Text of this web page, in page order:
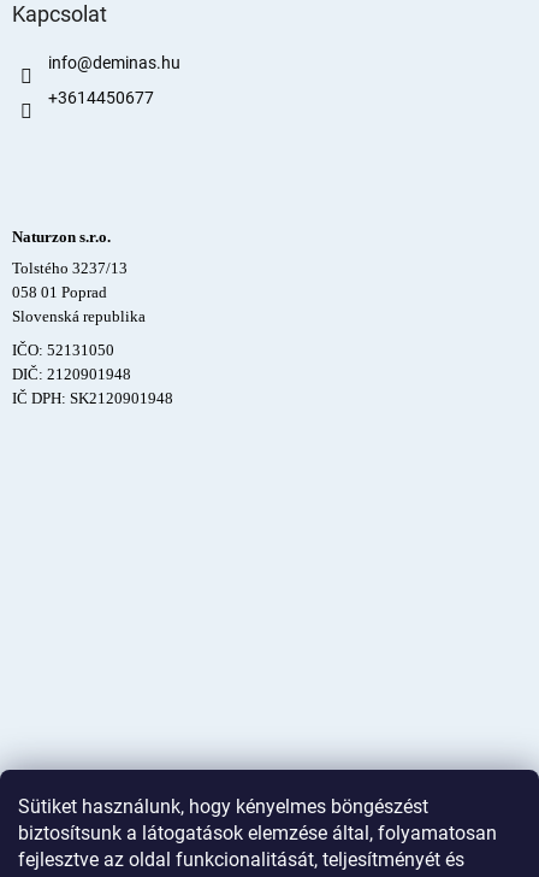
Sütiket használunk, hogy kényelmes böngészést
biztosítsunk a látogatások elemzése által, folyamatosan
fejlesztve az oldal funkcionalitását, teljesítményét és
Kapcsolat
info@deminas.hu
+3614450677
Naturzon s.r.o.
Tolstého 3237/13
058 01 Poprad
Slovenská republika
IČO: 52131050
DIČ: 2120901948
IČ DPH: SK2120901948